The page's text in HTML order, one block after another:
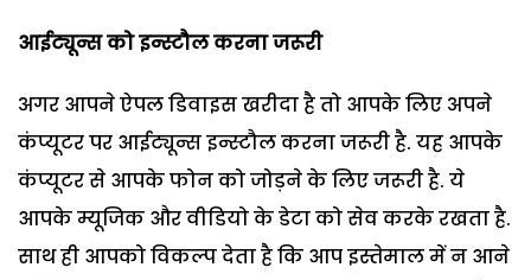
आईट्यून्सको इन्स्टौल करना जरूरी
अगर आपने ऐपल डिवाइस खरीदा है तो आपके लिए अपने
कंप्यूटर पर आईट्यून्स इन्स्टौल करना जरूरी है. यह आपके
कंप्यूटर से आपके फोन को जोड़ने के लिए जरूरी है. ये
आपके म्यूजिक और वीडियो के डेटा को सेव करके रखता है.
साथ ही आपको विकल्प देता है कि आप इस्तेमाल में न आने